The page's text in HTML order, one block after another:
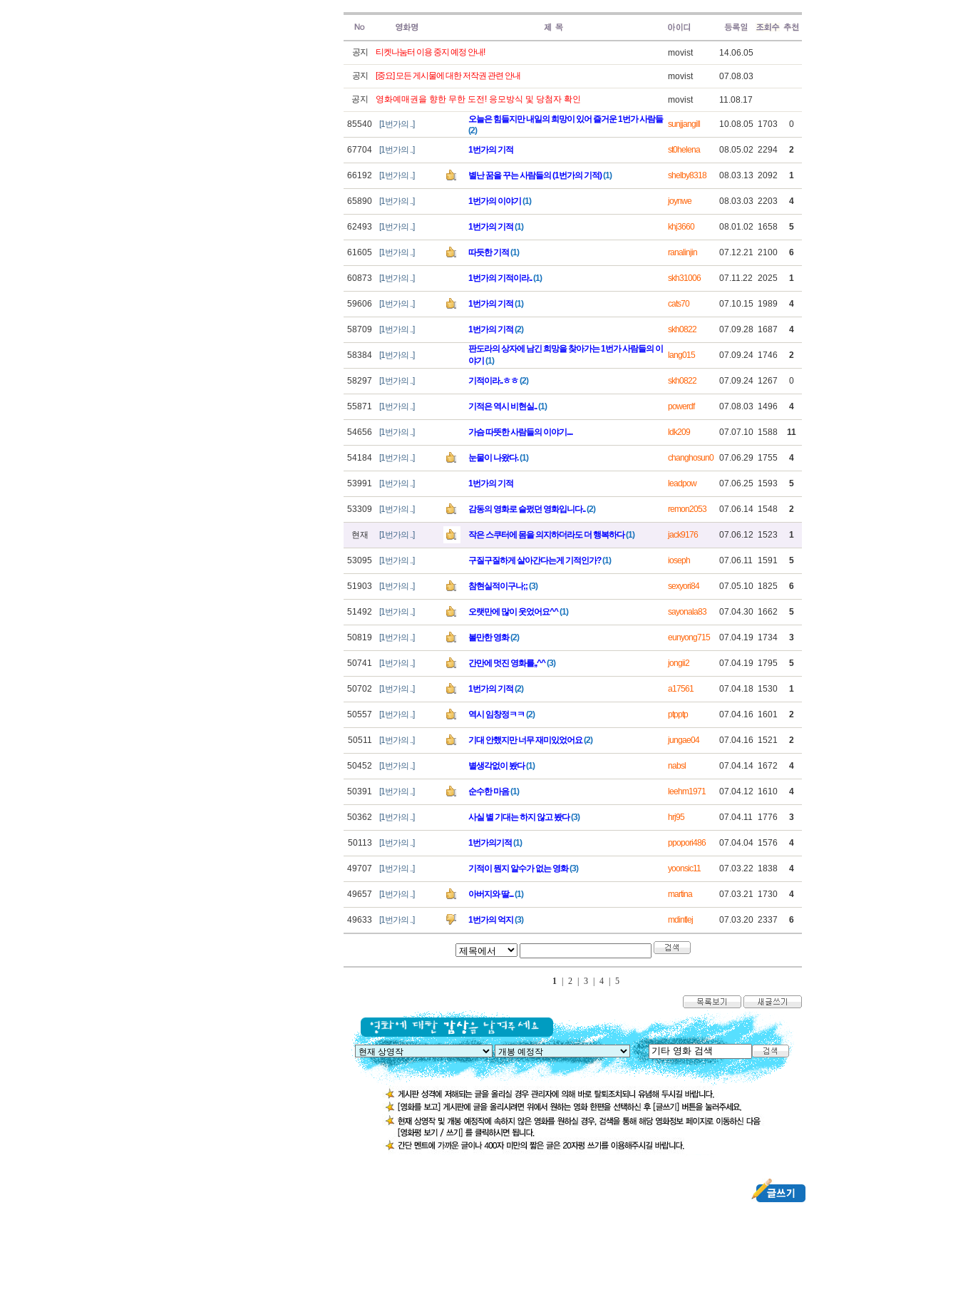
공지 티켓나눔터 이용 중지 예정 안내! movist 14.06.05
공지 [중요] 모든 게시물에 대한 저작권 관련 안내 movist 07.08.03
공지 영화예매권을 향한 무한 도전! 응모방식 및 당첨자 확인 movist 11.08.17
85540 [1번가의 ..]
오늘은 힘들지만 내일의 희망이 있어 즐거운 1번가 사람들
(2)
sunjjangill 10.08.05 1703 0
67704 [1번가의 ..] 1번가의 기적 st0helena 08.05.02 2294 2
66192 [1번가의 ..] 별난 꿈을 꾸는 사람들의 (1번가의 기적)(1) shelby8318 08.03.13 2092 1
65890 [1번가의 ..] 1번가의 이야기(1) joynwe 08.03.03 2203 4
62493 [1번가의 ..] 1번가의 기적(1) khj3660 08.01.02 1658 5
61605 [1번가의 ..] 따듯한 기적(1) ranalinjin 07.12.21 2100 6
60873 [1번가의 ..] 1번가의 기적이라..(1) skh31006 07.11.22 2025 1
59606 [1번가의 ..] 1번가의 기적(1) cats70 07.10.15 1989 4
58709 [1번가의 ..] 1번가의 기적(2) skh0822 07.09.28 1687 4
58384 [1번가의 ..]
판도라의 상자에 남긴 희망을 찾아가는 1번가 사람들의 이
야기(1)
lang015 07.09.24 1746 2
58297 [1번가의 ..] 기적이라..ㅎㅎ(2) skh0822 07.09.24 1267 0
55871 [1번가의 ..] 기적은 역시 비현실..(1) powerdf 07.08.03 1496 4
54656 [1번가의 ..] 가슴 따뜻한 사람들의 이야기.... ldk209 07.07.10 1588 11
54184 [1번가의 ..] 눈물이 나왔다.(1) changhosun0 07.06.29 1755 4
53991 [1번가의 ..] 1번가의 기적 leadpow 07.06.25 1593 5
53309 [1번가의 ..] 감동의 영화로 슬펐던 영화입니다..(2) remon2053 07.06.14 1548 2
현재 [1번가의 ..] 작은 스쿠터에 몸을 의지하더라도 더 행복하다(1) jack9176 07.06.12 1523 1
53095 [1번가의 ..] 구질구질하게 살아간다는게 기적인가?(1) ioseph 07.06.11 1591 5
51903 [1번가의 ..] 참현실적이구나;;(3) sexyori84 07.05.10 1825 6
51492 [1번가의 ..] 오랫만에 많이 웃었어요^^(1) sayonala83 07.04.30 1662 5
50819 [1번가의 ..] 볼만한 영화(2) eunyong715 07.04.19 1734 3
50741 [1번가의 ..] 간만에 멋진 영화를,,^^(3) jongii2 07.04.19 1795 5
50702 [1번가의 ..] 1번가의 기적(2) a17561 07.04.18 1530 1
50557 [1번가의 ..] 역시 임창정ㅋㅋ (2) ptpptp 07.04.16 1601 2
50511 [1번가의 ..] 기대 안했지만 너무 재미있었어요(2) jungae04 07.04.16 1521 2
50452 [1번가의 ..] 별생각없이 봤다(1) nabsl 07.04.14 1672 4
50391 [1번가의 ..] 순수한 마음(1) leehm1971 07.04.12 1610 4
50362 [1번가의 ..] 사실 별 기대는 하지 않고 봤다(3) hrj95 07.04.11 1776 3
50113 [1번가의 ..] 1번가의기적(1) ppopori486 07.04.04 1576 4
49707 [1번가의 ..] 기적이 뭔지 알수가 없는 영화(3) yoonsic11 07.03.22 1838 4
49657 [1번가의 ..] 아버지와 딸...(1) martina 07.03.21 1730 4
49633 [1번가의 ..] 1번가의 억지(3) mdintlej 07.03.20 2337 6
1 | 2 | 3 | 4 | 5